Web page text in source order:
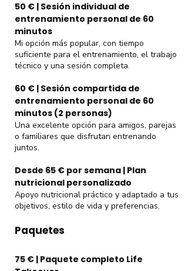
50 € | Sesión individual de
entrenamiento personal de 60
minutos
Mi opción más popular, con tiempo
suficiente para el entrenamiento, el trabajo
técnico y una sesión completa.
60 € | Sesión compartida de
entrenamiento personal de 60
minutos (2 personas)
Una excelente opción para amigos, parejas
o familiares que disfrutan entrenando
juntos.
Desde 65 € por semana | Plan
nutricional personalizado
Apoyo nutricional práctico y adaptado a tus
objetivos, estilo de vida y preferencias.
Paquetes
75 € | Paquete completo Life